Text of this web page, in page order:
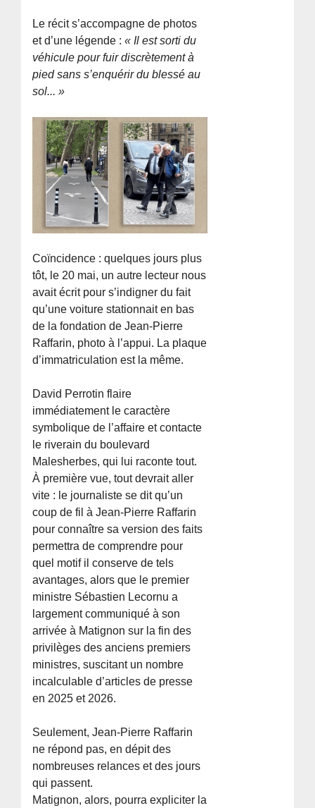
Le récit s’accompagne de photos
et d’une légende : « Il est sorti du
véhicule pour fuir discrètement à
pied sans s’enquérir du blessé au
sol... »
Coïncidence : quelques jours plus
tôt, le 20 mai, un autre lecteur nous
avait écrit pour s’indigner du fait
qu’une voiture stationnait en bas
de la fondation de Jean-Pierre
Raffarin, photo à l’appui. La plaque
d’immatriculation est la même.
David Perrotin flaire
immédiatement le caractère
symbolique de l’affaire et contacte
le riverain du boulevard
Malesherbes, qui lui raconte tout.
À première vue, tout devrait aller
vite : le journaliste se dit qu’un
coup de fil à Jean-Pierre Raffarin
pour connaître sa version des faits
permettra de comprendre pour
quel motif il conserve de tels
avantages, alors que le premier
ministre Sébastien Lecornu a
largement communiqué à son
arrivée à Matignon sur la fin des
privilèges des anciens premiers
ministres, suscitant un nombre
incalculable d’articles de presse
en 2025 et 2026.
Seulement, Jean-Pierre Raffarin
ne répond pas, en dépit des
nombreuses relances et des jours
qui passent.
Matignon, alors, pourra expliciter la